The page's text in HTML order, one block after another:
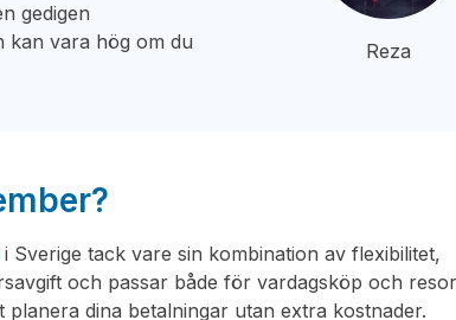
gedigen
kan vara hög om du
Reza
i Sverige tack vare sin kombination av flexibilitet,
och passar både för vardagsköp och
dina betalningar utan extra kostnader.